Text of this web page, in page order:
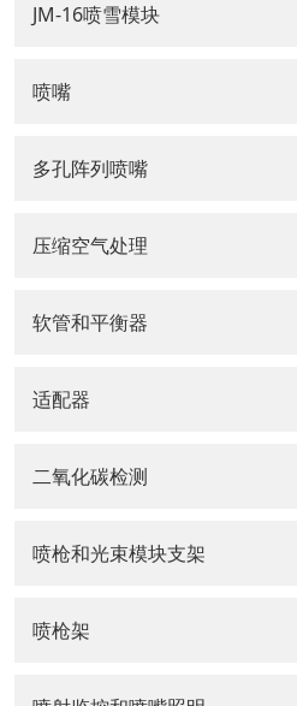
JM-16喷雪模块
喷嘴
多孔阵列喷嘴
压缩空气处理
软管和平衡器
适配器
二氧化碳检测
喷枪和光束模块支架
喷枪架